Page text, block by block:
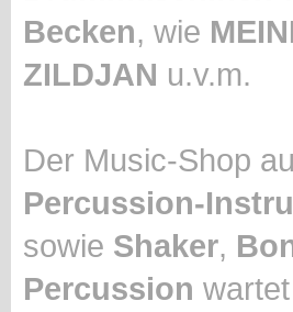
Becken, wie
ZILDJAN u.v.m.
Der Music-Shop
Percussion-
sowie Shaker,
Percussion